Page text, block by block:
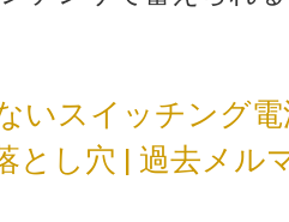
いスイッチング
とし穴 | 過去メル